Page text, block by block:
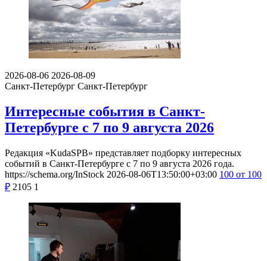
2026-08-06 2026-08-09
Санкт-Петербург Санкт-Петербург
Интересные события в Санкт-
Петербурге с 7 по 9 августа 2026
Редакция «KudaSPB» представляет подборку интересных
событий в Санкт-Петербурге с 7 по 9 августа 2026 года.
https://schema.org/InStock 2026-08-06T13:50:00+03:00 100 от 100
₽ 2105 1